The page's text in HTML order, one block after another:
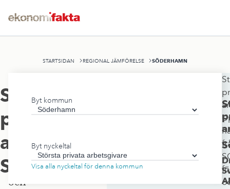
STARTSIDAN REGIONAL JÄMFÖRELSE SÖDERHAMN
Största
privata
arbetsgivare
Söderhamn
kommun
ligger
Gävleborgs
och
Byt kommun
Byt nyckeltal
Visa alla nyckeltal för denna kommun